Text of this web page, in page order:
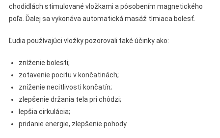
chodidlách stimulované vložkami a pôsobením magnetického
poľa. Ďalej sa vykonáva automatická masáž tlmiaca bolesť.
Ľudia používajúci vložky pozorovali také účinky ako:
zníženie bolesti;
zotavenie pocitu v končatinách;
zníženie necitlivosti končatín;
zlepšenie držania tela pri chôdzi;
lepšia cirkulácia;
pridanie energie, zlepšenie pohody.